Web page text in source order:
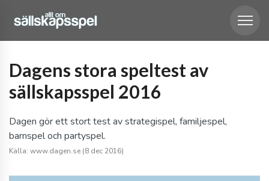
Dagens stora speltest av
sällskapsspel 2016
Dagen gör ett stort test av strategispel, familjespel,
barnspel och partyspel.
Källa: www.dagen.se (8 dec 2016)